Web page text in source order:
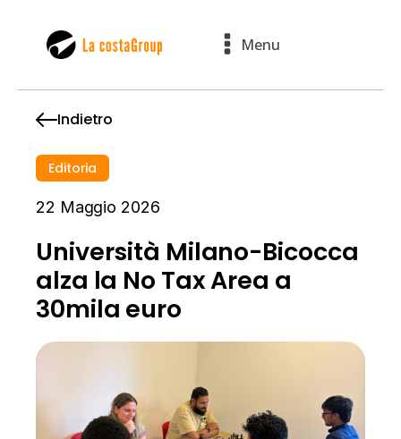
Menu
Indietro
Editoria
22 Maggio 2026
Università Milano-Bicocca
alza la No Tax Area a
30mila euro